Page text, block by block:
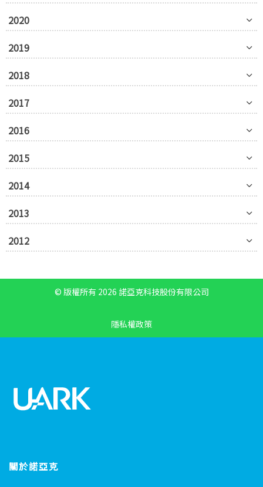
2020
2019
2018
2017
2016
2015
2014
2013
2012
© 版權所有 2026 諾亞克科技股份有限公司
隱私權政策
關於諾亞克